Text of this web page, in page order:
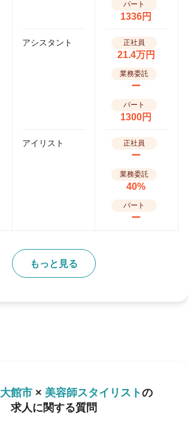
パート
1336円
アシスタント 正社員
21.4万円
業務委託
ー
パート
1300円
アイリスト 正社員
ー
業務委託
40%
パート
ー
もっと見る
大館市 × 美容師スタイリストの
求人に関する質問